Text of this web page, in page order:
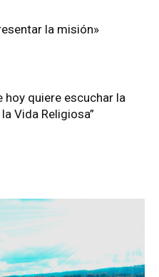
la misión»
hoy quiere escuchar la
Vida Religiosa”